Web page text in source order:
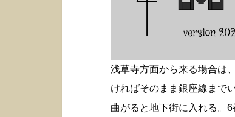
浅草寺方面から来る場合は
ければそのまま銀座線まで
曲がると地下街に入れる。